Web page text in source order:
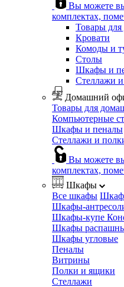
Вы можете
комплектах,
Товары для
Кровати
Комоды и
Столы
Шкафы и
Стеллажи
Домашний
Товары для
Компьютерные
Шкафы и пеналы
Стеллажи и
Вы можете
комплектах,
Шкафы
Все шкафы
Шкафы-
Шкафы-купе
Шкафы
Шкафы угловые
Пеналы
Витрины
Полки и ящики
Стеллажи